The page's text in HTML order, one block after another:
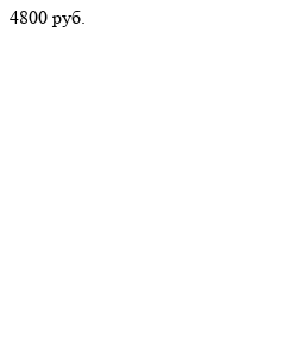
4800 руб.